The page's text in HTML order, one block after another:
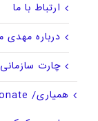
ارتباط با ما
درباره مهدی
چارت
همیاری/ Donate